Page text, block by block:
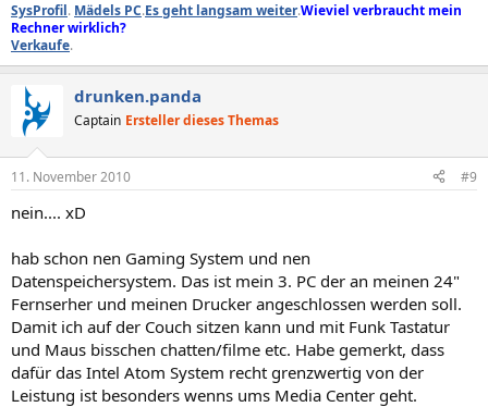
SysProfil. Mädels PC.Es geht langsam weiter.Wieviel verbraucht mein
Rechner wirklich?
Verkaufe.
drunken.panda
Captain Ersteller dieses Themas
11. November 2010 #9
nein.... xD
hab schon nen Gaming System und nen
Datenspeichersystem. Das ist mein 3. PC der an meinen 24"
Fernserher und meinen Drucker angeschlossen werden soll.
Damit ich auf der Couch sitzen kann und mit Funk Tastatur
und Maus bisschen chatten/filme etc. Habe gemerkt, dass
dafür das Intel Atom System recht grenzwertig von der
Leistung ist besonders wenns ums Media Center geht.